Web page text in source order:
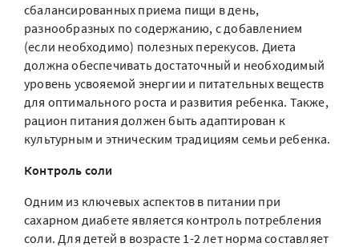
сбалансированных приема пищи в день,
разнообразных по содержанию, с добавлением
(если необходимо) полезных перекусов. Диета
должна обеспечивать достаточный и необходимый
уровень усвояемой энергии и питательных веществ
для оптимального роста и развития ребенка. Также,
рацион питания должен быть адаптирован к
культурным и этническим традициям семьи ребенка.
Контроль соли
Одним из ключевых аспектов в питании при
сахарном диабете является контроль потребления
соли. Для детей в возрасте 1-2 лет норма составляет